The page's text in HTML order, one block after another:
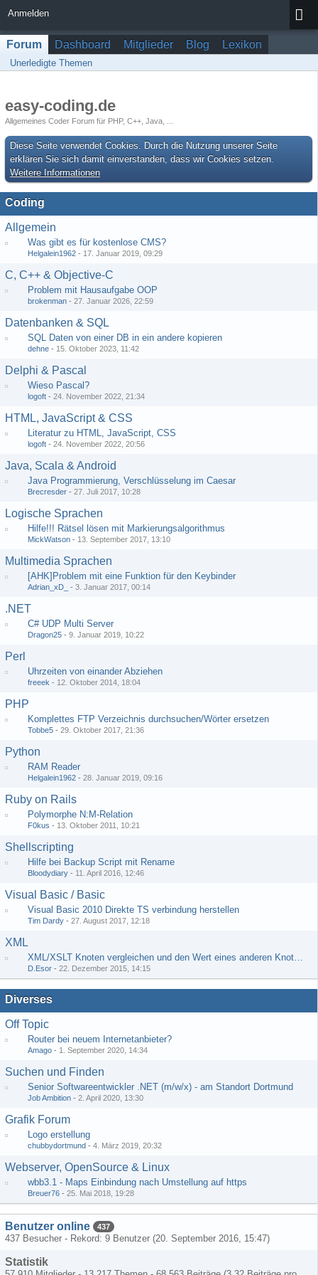
Anmelden
Forum Dashboard Mitglieder Blog Lexikon
Unerledigte Themen
easy-coding.de
Allgemeines Coder Forum für PHP, C++, Java, ...
Diese Seite verwendet Cookies. Durch die Nutzung unserer Seite
erklären Sie sich damit einverstanden, dass wir Cookies setzen.
Weitere Informationen
Coding
Allgemein
Was gibt es für kostenlose CMS?
Helgalein1962 - 17. Januar 2019, 09:29
C, C++ & Objective-C
Problem mit Hausaufgabe OOP
brokenman - 27. Januar 2026, 22:59
Datenbanken & SQL
SQL Daten von einer DB in ein andere kopieren
dehne - 15. Oktober 2023, 11:42
Delphi & Pascal
Wieso Pascal?
logoft - 24. November 2022, 21:34
HTML, JavaScript & CSS
Literatur zu HTML, JavaScript, CSS
logoft - 24. November 2022, 20:56
Java, Scala & Android
Java Programmierung, Verschlüsselung im Caesar
Brecresder - 27. Juli 2017, 10:28
Logische Sprachen
Hilfe!!! Rätsel lösen mit Markierungsalgorithmus
MickWatson - 13. September 2017, 13:10
Multimedia Sprachen
[AHK]Problem mit eine Funktion für den Keybinder
Adrian_xD_ - 3. Januar 2017, 00:14
.NET
C# UDP Multi Server
Dragon25 - 9. Januar 2019, 10:22
Perl
Uhrzeiten von einander Abziehen
freeek - 12. Oktober 2014, 18:04
PHP
Komplettes FTP Verzeichnis durchsuchen/Wörter ersetzen
Tobbe5 - 29. Oktober 2017, 21:36
Python
RAM Reader
Helgalein1962 - 28. Januar 2019, 09:16
Ruby on Rails
Polymorphe N:M-Relation
F0kus - 13. Oktober 2011, 10:21
Shellscripting
Hilfe bei Backup Script mit Rename
Bloodydiary - 11. April 2016, 12:46
Visual Basic / Basic
Visual Basic 2010 Direkte TS verbindung herstellen
Tim Dardy - 27. August 2017, 12:18
XML
XML/XSLT Knoten vergleichen und den Wert eines anderen Knoten ausgeben
D.Esor - 22. Dezember 2015, 14:15
Diverses
Off Topic
Router bei neuem Internetanbieter?
Amago - 1. September 2020, 14:34
Suchen und Finden
Senior Softwareentwickler .NET (m/w/x) - am Standort Dortmund
Job Ambition - 2. April 2020, 13:30
Grafik Forum
Logo erstellung
chubbydortmund - 4. März 2019, 20:32
Webserver, OpenSource & Linux
wbb3.1 - Maps Einbindung nach Umstellung auf https
Breuer76 - 25. Mai 2018, 19:28
Benutzer online 437
437 Besucher - Rekord: 9 Benutzer (20. September 2016, 15:47)
Statistik